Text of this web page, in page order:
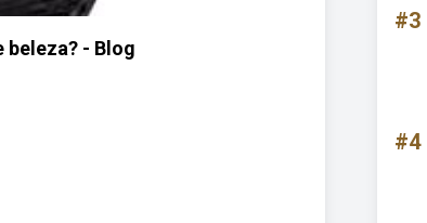
beleza? - Blog
#3
#4